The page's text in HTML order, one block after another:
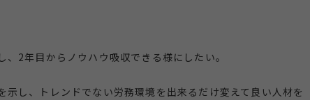
2年目からノウハウ吸収できる様にしたい。
し、トレンドでない労務環境を出来るだけ変えて良い人材を